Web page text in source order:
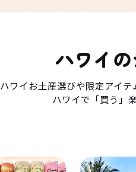
ハワイ
ハワイお土産選びや限定アイ
ハワイで「買う」